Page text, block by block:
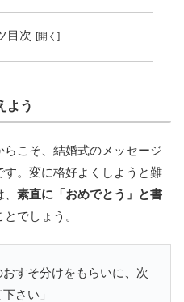
目次
よう
らこそ、結婚式のメッセージ
。変に格好よくしようと難
素直に「おめでとう」と書
とでしょう。
おすそ分けをもらいに、次
さい」